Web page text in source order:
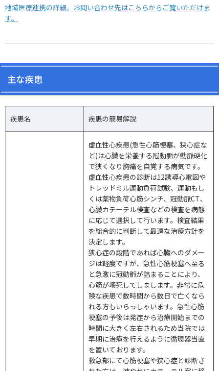
地域医療連携の詳細、お問い合わせ先はこちらからご覧いただけま
す。
主な疾患
疾患名 疾患の簡易解説
虚血性心疾患(急性心筋梗塞、狭心症な
ど)は心臓を栄養する冠動脈が動脈硬化
で狭くなり胸痛を自覚する病気です。
虚血性心疾患の診断は12誘導心電図や
トレッドミル運動負荷試験、運動もし
くは薬物負荷心筋シンチ、冠動脈CT、
心臓カテーテル検査などの検査を病態
に応じて選択して行います。検査結果
を総合的に判断して最適な治療方針を
決定します。
狭心症の段階であれば心臓へのダメー
ジは軽度ですが、急性心筋梗塞へ至る
と急激に冠動脈が詰まることにより、
心筋が壊死してしまします。非常に危
険な疾患で数時間から数日で亡くなら
れる方もいらっしゃいます。急性心筋
梗塞の予後は発症から治療開始までの
時間に大きく左右されるため当院では
早期に治療を行えるように循環器当直
を置いております。
救急部にて心筋梗塞や狭心症と診断さ